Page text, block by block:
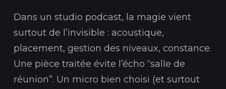
Dans un studio podcast, la magie vient
surtout de l’invisible : acoustique,
placement, gestion des niveaux, constance.
Une pièce traitée évite l’écho “salle de
réunion”. Un micro bien choisi (et surtout